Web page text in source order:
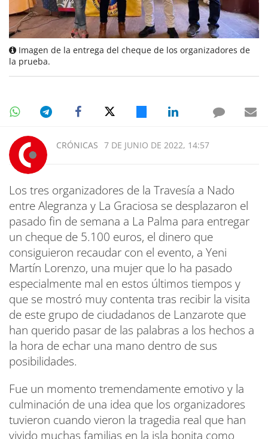
Imagen de la entrega del cheque de los organizadores de
la prueba.
CRÓNICAS 7 DE JUNIO DE 2022, 14:57
Los tres organizadores de la Travesía a Nado
entre Alegranza y La Graciosa se desplazaron el
pasado fin de semana a La Palma para entregar
un cheque de 5.100 euros, el dinero que
consiguieron recaudar con el evento, a Yeni
Martín Lorenzo, una mujer que lo ha pasado
especialmente mal en estos últimos tiempos y
que se mostró muy contenta tras recibir la visita
de este grupo de ciudadanos de Lanzarote que
han querido pasar de las palabras a los hechos a
la hora de echar una mano dentro de sus
posibilidades.
Fue un momento tremendamente emotivo y la
culminación de una idea que los organizadores
tuvieron cuando vieron la tragedia real que han
vivido muchas familias en la isla bonita como